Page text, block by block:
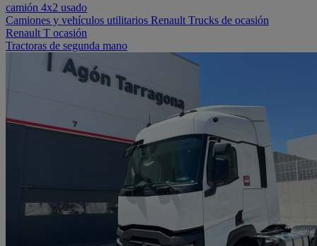
camión 4x2 usado
Camiones y vehículos utilitarios Renault Trucks de ocasión
Renault T ocasión
Tractoras de segunda mano